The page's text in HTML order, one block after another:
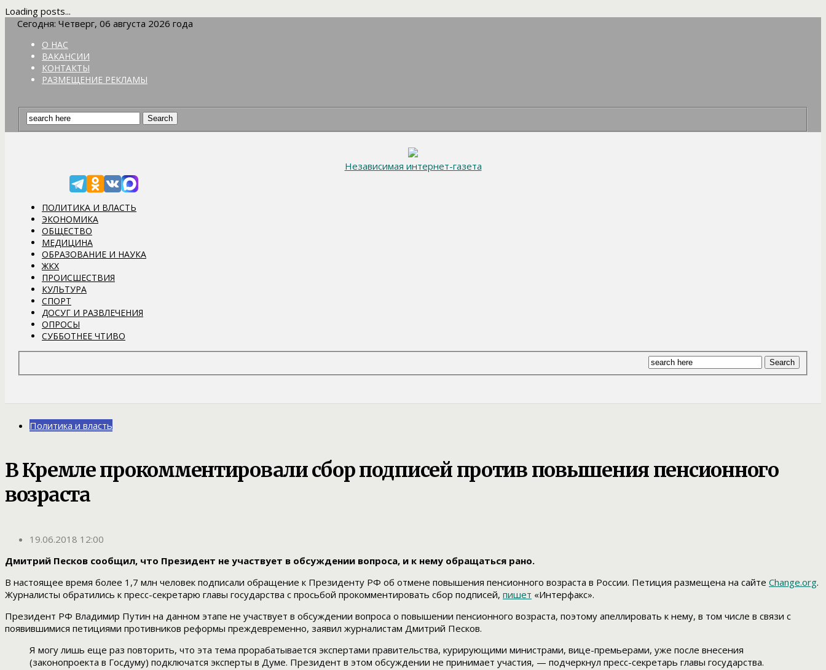
Loading posts...
Сегодня: Четверг, 06 августа 2026 года
О НАС
ВАКАНСИИ
КОНТАКТЫ
РАЗМЕЩЕНИЕ РЕКЛАМЫ
Независимая интернет-газета
ПОЛИТИКА И ВЛАСТЬ
ЭКОНОМИКА
ОБЩЕСТВО
МЕДИЦИНА
ОБРАЗОВАНИЕ И НАУКА
ЖКХ
ПРОИСШЕСТВИЯ
КУЛЬТУРА
СПОРТ
ДОСУГ И РАЗВЛЕЧЕНИЯ
ОПРОСЫ
СУББОТНЕЕ ЧТИВО
Политика и власть
В Кремле прокомментировали сбор подписей против повышения пенсионного
возраста
19.06.2018 12:00
Дмитрий Песков сообщил, что Президент не участвует в обсуждении вопроса, и к нему обращаться рано.
В настоящее время более 1,7 млн человек подписали обращение к Президенту РФ об отмене повышения пенсионного возраста в России. Петиция размещена на сайте Change.org.
Журналисты обратились к пресс-секретарю главы государства с просьбой прокомментировать сбор подписей, пишет «Интерфакс».
Президент РФ Владимир Путин на данном этапе не участвует в обсуждении вопроса о повышении пенсионного возраста, поэтому апеллировать к нему, в том числе в связи с
появившимися петициями противников реформы преждевременно, заявил журналистам Дмитрий Песков.
Я могу лишь еще раз повторить, что эта тема прорабатывается экспертами правительства, курирующими министрами, вице-премьерами, уже после внесения
(законопроекта в Госдуму) подключатся эксперты в Думе. Президент в этом обсуждении не принимает участия, — подчеркнул пресс-секретарь главы государства.